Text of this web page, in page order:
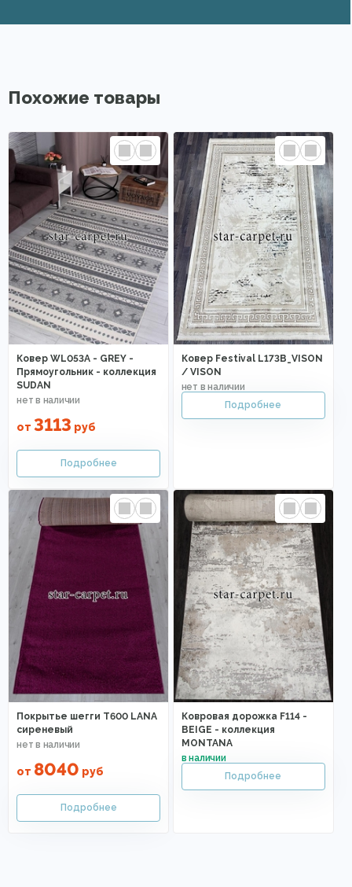
Похожие товары
Ковер WL053A - GREY -
Прямоугольник - коллекция
SUDAN
от 3113 руб
Ковер Festival L173B_VISON
/ VISON
Покрытье шегги T600 LANA
сиреневый
от 8040 руб
Ковровая дорожка F114 -
BEIGE - коллекция
MONTANA